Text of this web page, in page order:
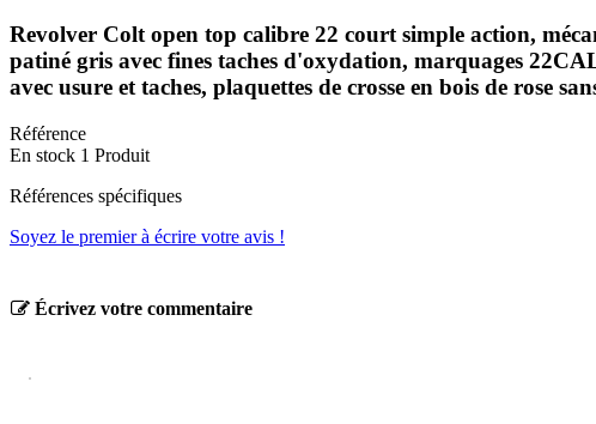
Revolver Colt open top calibre 22 court simple action,
patiné gris avec fines taches d'oxydation, marquages
avec usure et taches, plaquettes de crosse en bois de rose
Référence
En stock 1 Produit
Références spécifiques
Soyez le premier à écrire votre avis !
Écrivez votre commentaire